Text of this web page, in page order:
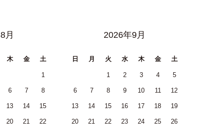
月
木 金 土
1
6 7 8
13 14 15
20 21 22
2026年9月
日 月 火 水 木 金 土
1 2 3 4 5
6 7 8 9 10 11 12
13 14 15 16 17 18 19
20 21 22 23 24 25 26